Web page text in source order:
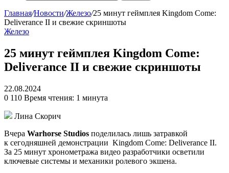
Главная/Новости/Железо/25 минут геймплея Kingdom Come:
Deliverance II и свежие скриншоты
Железо
25 минут геймплея Kingdom Come:
Deliverance II и свежие скриншоты
22.08.2024
0 110 Время чтения: 1 минута
Лина Скорич
Вчера Warhorse Studios поделилась лишь затравкой
к сегодняшней демонстрации Kingdom Come: Deliverance II.
За 25 минут хронометража видео разработчики осветили
ключевые системы и механики ролевого экшена.